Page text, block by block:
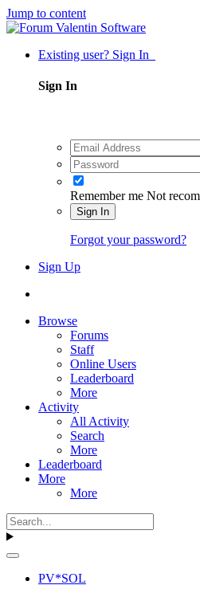
Jump to content
Existing user? Sign In
Sign In
Remember me Not
Sign In
Forgot your password?
Sign Up
Browse
Forums
Staff
Online Users
Leaderboard
More
Activity
All Activity
Search
More
Leaderboard
More
More
PV*SOL